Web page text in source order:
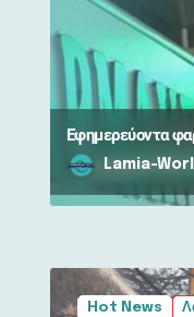
Εφημερεύοντα
Lamia-
Hot News